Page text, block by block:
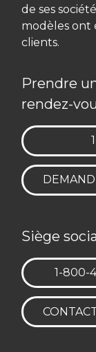
de ses
modèles ont
clients.
Prendre
rendez-
Siège
1-800-